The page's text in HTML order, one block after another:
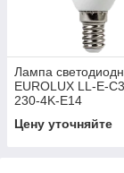
Лампа
EUROLUX LL-E-
230-4K-E14
Цену уточняйте